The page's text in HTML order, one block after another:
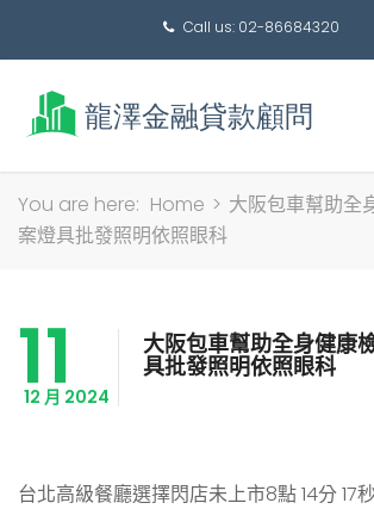
Call us: 02-86684320
尋
You are here: Home > 大阪包車幫助全
案燈具批發照明依照眼科
11
12 月 2024
大阪包車幫助全身健康
具批發照明依照眼科
台北高級餐廳選擇閃店未上市8點 14分 17秒